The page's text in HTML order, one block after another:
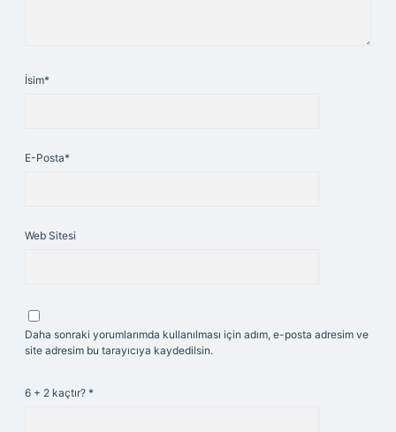
İsim*
E-Posta*
Web Sitesi
Daha sonraki yorumlarımda kullanılması için adım, e-posta adresim ve
site adresim bu tarayıcıya kaydedilsin.
6 + 2 kaçtır? *